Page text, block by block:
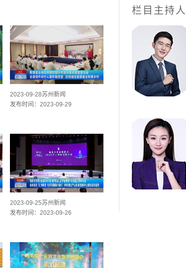
2023-09-28苏州新闻
发布时间：2023-09-29
2023-09-25苏州新闻
发布时间：2023-09-26
栏目主持人